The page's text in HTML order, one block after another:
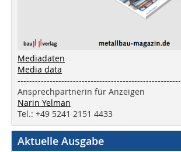
Mediadaten
Media data
--------------------------------------------------------
Ansprechpartnerin für Anzeigen
Narin Yelman
Tel.: +49 5241 2151 4433
Aktuelle Ausgabe